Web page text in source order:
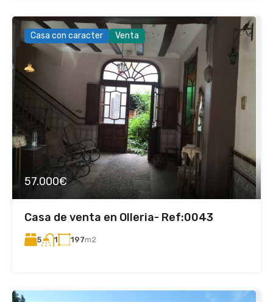
Casa con caracter Venta
57.000€
Casa de venta en Olleria- Ref:0043
5 1 197m2